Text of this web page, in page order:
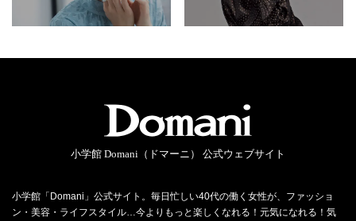
小学館 Domani（ドマーニ） 公式ウェブサイト
小学館「Domani」公式サイト。毎日忙しい40代の働く女性が、ファッショ
ン・美容・ライフスタイル…今よりもっと楽しくなれる！元気になれる！気